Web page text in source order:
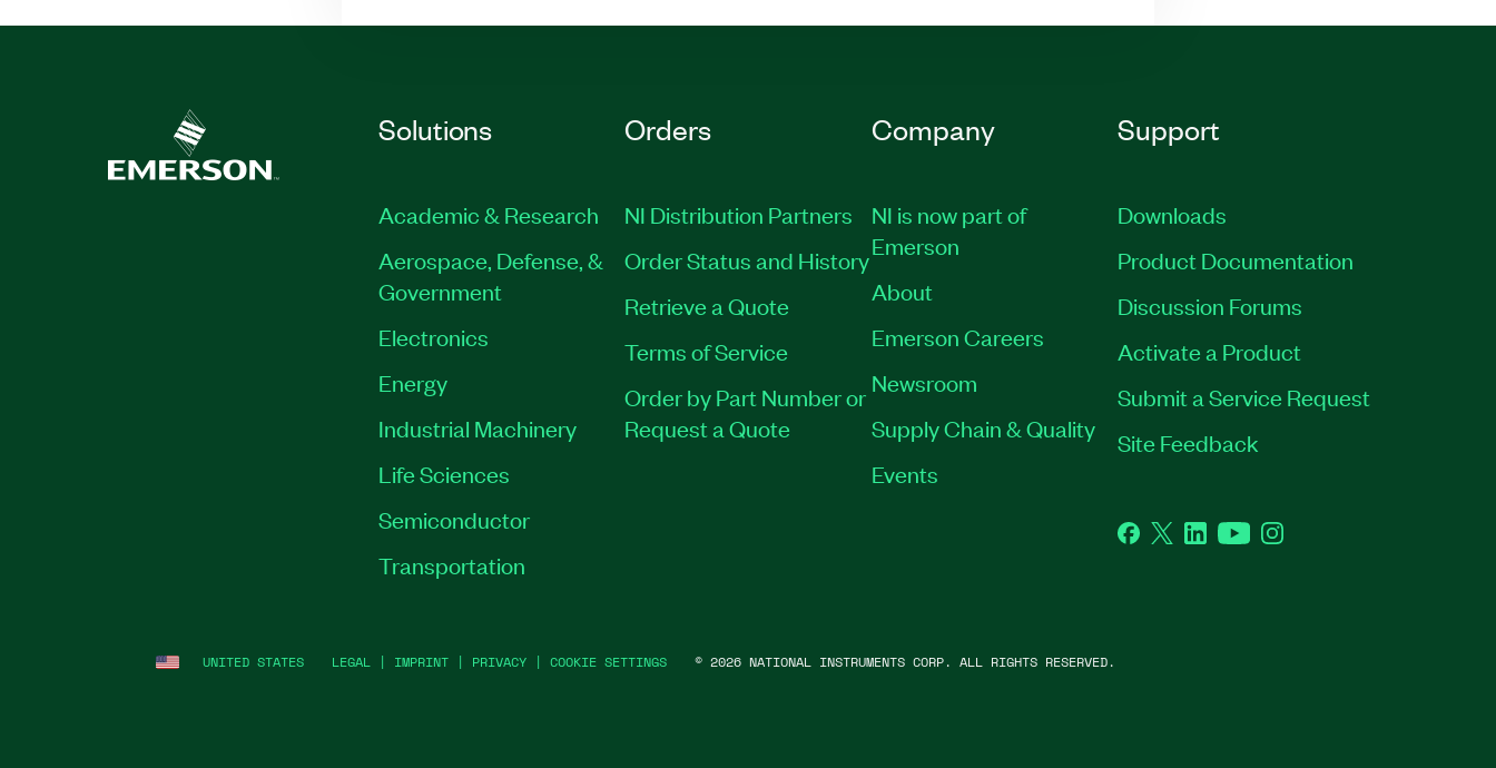
Solutions
Academic & Research
Aerospace, Defense, &
Government
Electronics
Energy
Industrial Machinery
Life Sciences
Semiconductor
Transportation
Orders
NI Distribution Partners
Order Status and History
Retrieve a Quote
Terms of Service
Order by Part Number or
Request a Quote
Company
NI is now part of
Emerson
About
Emerson Careers
Newsroom
Supply Chain & Quality
Events
Support
Downloads
Product Documentation
Discussion Forums
Activate a Product
Submit a Service Request
Site Feedback
Facebook
TwitterLinkedInYouTubeInstagram
UNITED STATES LEGAL | IMPRINT | PRIVACY | COOKIE SETTINGS © 2026 NATIONAL INSTRUMENTS CORP. ALL RIGHTS RESERVED.